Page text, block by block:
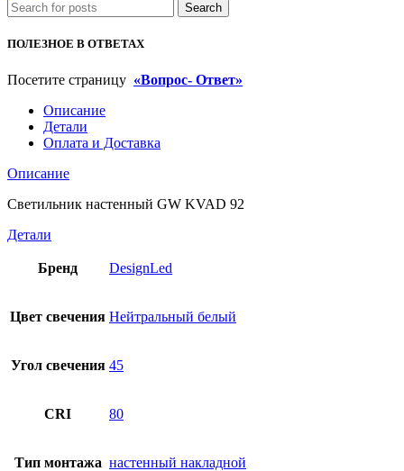
Search
ПОЛЕЗНОЕ В ОТВЕТАХ
Посетите страницу «Вопрос- Ответ»
Описание
Детали
Оплата и Доставка
Описание
Светильник настенный GW KVAD 92
Детали
Бренд DesignLed
Цвет свечения Нейтральный белый
Угол свечения 45
CRI 80
Тип монтажа настенный накладной